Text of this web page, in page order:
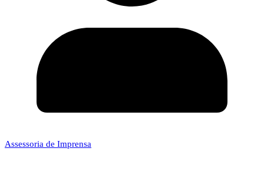
Assessoria de Imprensa